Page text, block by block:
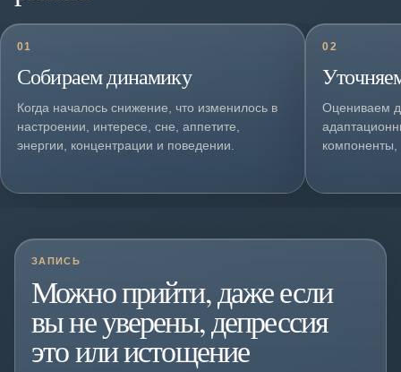
01
Собираем динамику
Когда началось снижение, что изменилось в
настроении, интересе, сне, аппетите,
энергии, концентрации и поведении.
02
Оцениваем
компоненты,
ЗАПИСЬ
Можно прийти, даже если
вы не уверены, депрессия
это или истощение